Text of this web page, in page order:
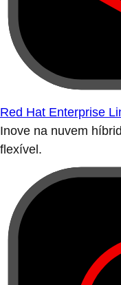
Red Hat Enterprise
Inove na nuvem
flexível.